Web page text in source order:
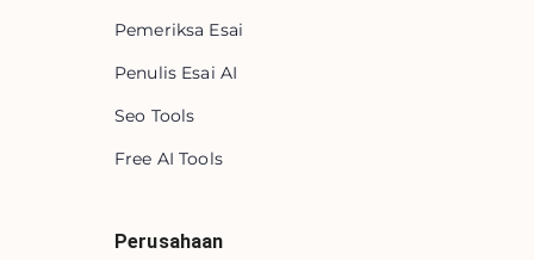
Pemeriksa Esai
Penulis Esai AI
Seo Tools
Free AI Tools
Perusahaan